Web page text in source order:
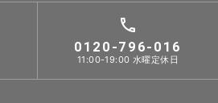
0120-796-016
11:00-19:00 水曜定休日